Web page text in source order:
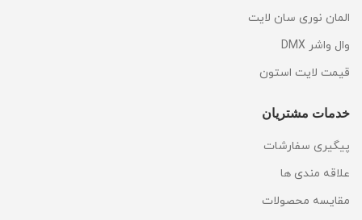
المان نوری سان لایت
وال واشر DMX
قیمت لایت استون
خدمات مشتریان
پیگیری سفارشات
علاقه مندی ها
مقایسه محصولات